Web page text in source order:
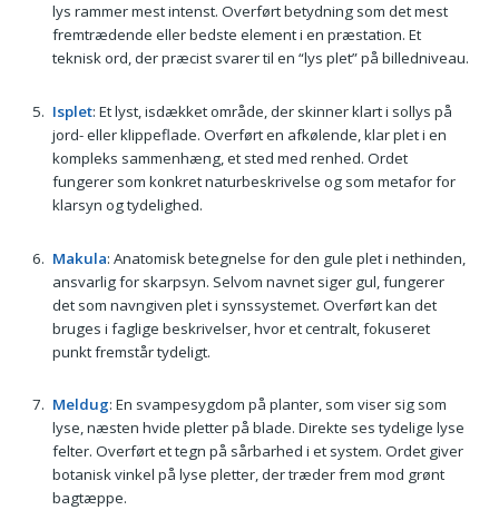
lys rammer mest intenst. Overført betydning som det mest
fremtrædende eller bedste element i en præstation. Et
teknisk ord, der præcist svarer til en “lys plet” på billedniveau.
Isplet: Et lyst, isdækket område, der skinner klart i sollys på
jord- eller klippeflade. Overført en afkølende, klar plet i en
kompleks sammenhæng, et sted med renhed. Ordet
fungerer som konkret naturbeskrivelse og som metafor for
klarsyn og tydelighed.
Makula: Anatomisk betegnelse for den gule plet i nethinden,
ansvarlig for skarpsyn. Selvom navnet siger gul, fungerer
det som navngiven plet i synssystemet. Overført kan det
bruges i faglige beskrivelser, hvor et centralt, fokuseret
punkt fremstår tydeligt.
Meldug: En svampesygdom på planter, som viser sig som
lyse, næsten hvide pletter på blade. Direkte ses tydelige lyse
felter. Overført et tegn på sårbarhed i et system. Ordet giver
botanisk vinkel på lyse pletter, der træder frem mod grønt
bagtæppe.